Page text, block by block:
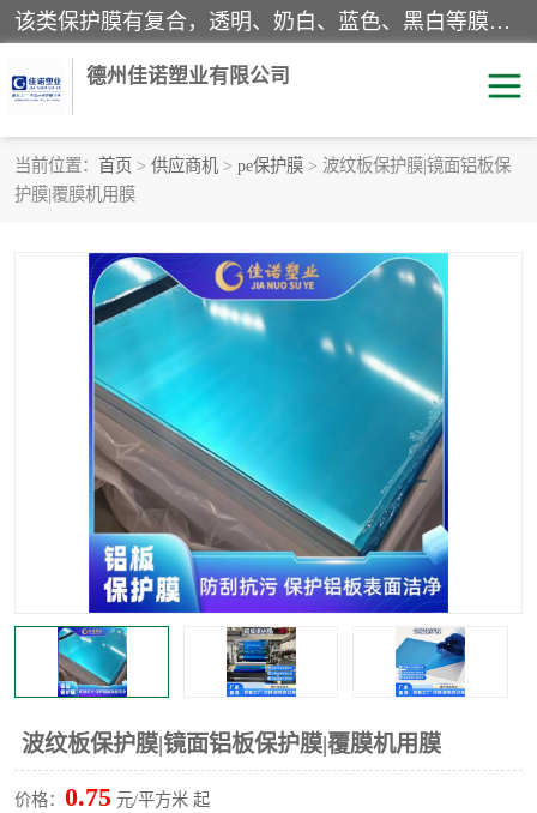
该类保护膜有复合，透明、奶白、蓝色、黑白等膜型。特高粘，高粘，中高粘，中粘，中低粘，低粘等。对于不同的粘力要求有相应的产品相适配。无胶渍残留污染。在较宽的收卷幅度下平整无皱纹，收卷长度大，利于机械化及自动化施工粘贴。为您的产品提供的表面保护解决方案。 产品广泛适用于：铝材、不锈钢、金属、塑料、电子、家电、家具、玻璃、化工材料、装饰材料等。
德州佳诺塑业有限公司
当前位置： 首页 > 供应商机 > pe保护膜 > 波纹板保护膜|镜面铝板保
护膜|覆膜机用膜
波纹板保护膜|镜面铝板保护膜|覆膜机用膜
价格： 0.75 元/平方米 起
pe保护膜
地毯保护膜 家具保护膜
拉伸缠绕膜
黑白保护膜 乳白保护膜
明蓝保护膜
印字保护膜 彩钢板保护膜
不绣钢板保护膜 两边上胶保护膜
窗缝阻风胶带 铝板保护膜
不锈钢板保护膜 一次性隔离膜